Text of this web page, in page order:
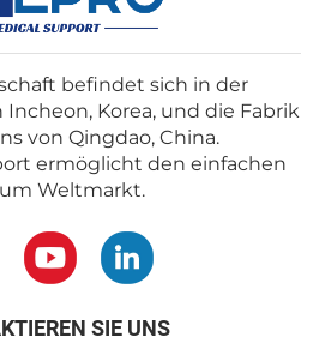
befindet sich in der
Incheon, Korea, und die Fabrik
von Qingdao, China.
ermöglicht den einfachen
Weltmarkt.
SIE UNS